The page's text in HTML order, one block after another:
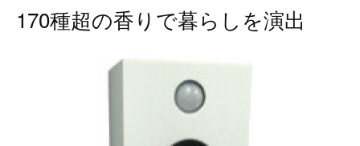
170種超の香りで暮らしを演出